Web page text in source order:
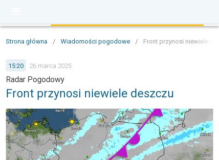
Strona główna / Wiadomości pogodowe / Front przynosi niewiele
15:20 26 marca 2025
Radar Pogodowy
Front przynosi niewiele deszczu